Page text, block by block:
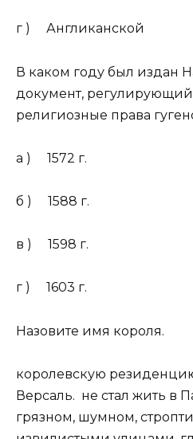
г ) Англиканской
В каком году был издан
документ,
религиозные права
а ) 1572 г.
б ) 1588 г.
в ) 1598 г.
г ) 1603 г.
Назовите имя короля.
королевскую
Версаль. не стал жить в
грязном, шумном,